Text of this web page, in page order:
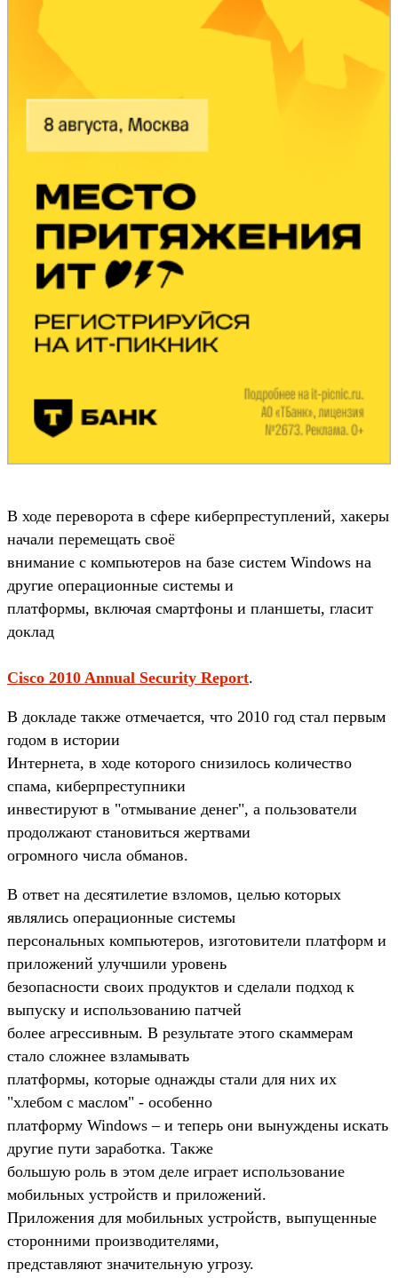
В ходе переворота в сфере киберпреступлений, хакеры
начали перемещать своё
внимание с компьютеров на базе систем Windows на
другие операционные системы и
платформы, включая смартфоны и планшеты, гласит
доклад
Cisco 2010 Annual Security Report.
В докладе также отмечается, что 2010 год стал первым
годом в истории
Интернета, в ходе которого снизилось количество
спама, киберпреступники
инвестируют в "отмывание денег", а пользователи
продолжают становиться жертвами
огромного числа обманов.
В ответ на десятилетие взломов, целью которых
являлись операционные системы
персональных компьютеров, изготовители платформ и
приложений улучшили уровень
безопасности своих продуктов и сделали подход к
выпуску и использованию патчей
более агрессивным. В результате этого скаммерам
стало сложнее взламывать
платформы, которые однажды стали для них их
"хлебом с маслом" - особенно
платформу Windows – и теперь они вынуждены искать
другие пути заработка. Также
большую роль в этом деле играет использование
мобильных устройств и приложений.
Приложения для мобильных устройств, выпущенные
сторонними производителями,
представляют значительную угрозу.